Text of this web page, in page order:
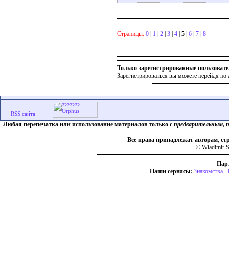
Страницы: 0 | 1 | 2 | 3 | 4 | 5 | 6 | 7 | 8
Только зарегистрированные
Зарегистрироваться вы можете перейдя по
Любая перепечатка или использование материалов только с предварительным,
Все права принадлежат авторам,
© Wladimir
Наши сервисы: Знакомства -